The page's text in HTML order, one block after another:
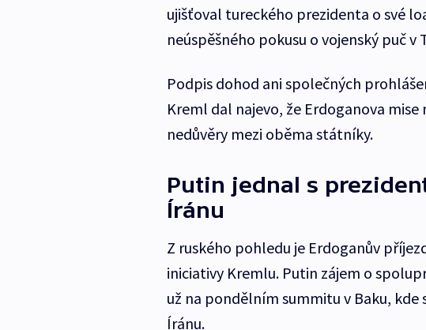
ujišťoval tureckého prezidenta o své
neúspěšného pokusu o vojenský puč v
Podpis dohod ani společných
Kreml dal najevo, že Erdoganova
nedůvěry mezi oběma státníky.
Putin jednal s
Íránu
Z ruského pohledu je Erdoganův
iniciativy Kremlu. Putin zájem o
už na pondělním summitu v Baku, kde
Íránu.